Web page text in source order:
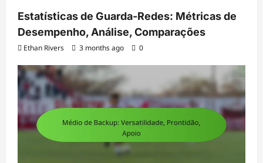
Estatísticas de Guarda-Redes: Métricas de
Desempenho, Análise, Comparações
Ethan Rivers 3 months ago 0